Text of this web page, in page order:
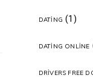
DATING (1)
DATING ONLINE
DRIVERS FREE